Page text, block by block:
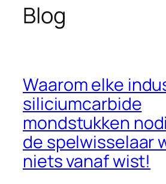
Blog
Waarom elke
siliciumcarbide
mondstukken
de spelwisselaar
niets vanaf wist!